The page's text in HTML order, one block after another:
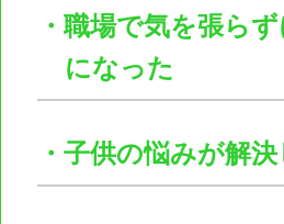
・職場で気を張ら
になった
・子供の悩みが解決